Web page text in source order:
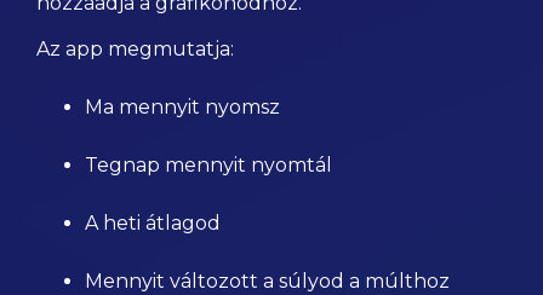
Az app megmutatja:
Ma mennyit nyomsz
Tegnap mennyit nyomtál
A heti átlagod
Mennyit változott a súlyod a múlthoz